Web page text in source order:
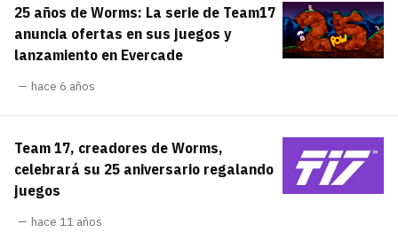
25 años de Worms: La serie de Team17
anuncia ofertas en sus juegos y
lanzamiento en Evercade
hace 6 años
Team 17, creadores de Worms,
celebrará su 25 aniversario regalando
juegos
hace 11 años
¿Todavía no tienes cuenta?
El inicio de sesión con Facebook ya no está
disponible, pero puedes seguir usando tu cuenta
carácter inicial), pero no mayúsculas, espacios,
tildes o caracteres especiales.
He leído y acepto la
politica de
Registrarse en 3DJuegos